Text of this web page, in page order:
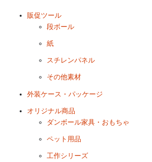
販促ツール
段ボール
紙
スチレンパネル
その他素材
外装ケース・パッケージ
オリジナル商品
ダンボール家具・おもちゃ
ペット用品
工作シリーズ